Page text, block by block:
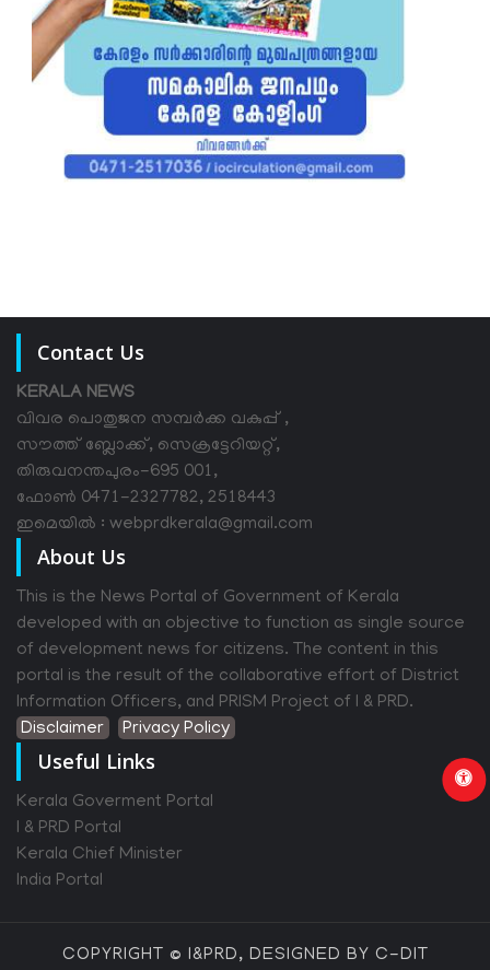
Contact Us
KERALA NEWS
വിവര പൊതുജന സമ്പര്‍ക്ക വകുപ്പ് ,
സൗത്ത് ബ്ലോക്ക്, സെക്രട്ടേറിയറ്റ്,
തിരുവനന്തപുരം-695 001,
ഫോൺ 0471-2327782, 2518443
ഇമെയിൽ : webprdkerala@gmail.com
About Us
This is the News Portal of Government of Kerala
developed with an objective to function as single source
of development news for citizens. The content in this
portal is the result of the collaborative effort of District
Information Officers, and PRISM Project of I & PRD.
Disclaimer
Privacy Policy
Useful Links
Kerala Goverment Portal
I & PRD Portal
Kerala Chief Minister
India Portal
COPYRIGHT © I&PRD, DESIGNED BY C-DIT